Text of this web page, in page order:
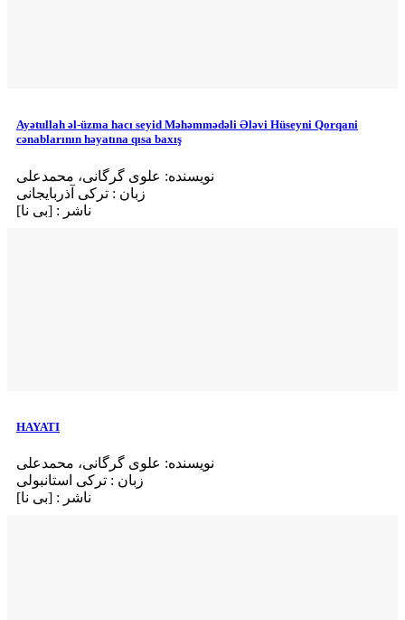
Ayətullah əl-üzma hacı seyid Məhəmmədəli Ələvi Hüseyni Qorqani
cənablarının həyatına qısa baxış
نویسنده: علوی گرگانی، محمدعلی
زبان : ترکی آذربایجانی
ناشر : [بی‌ نا]
HAYATI
نویسنده: علوی گرگانی، محمدعلی
زبان : ترکی استانبولی
ناشر : [بی‌ نا]